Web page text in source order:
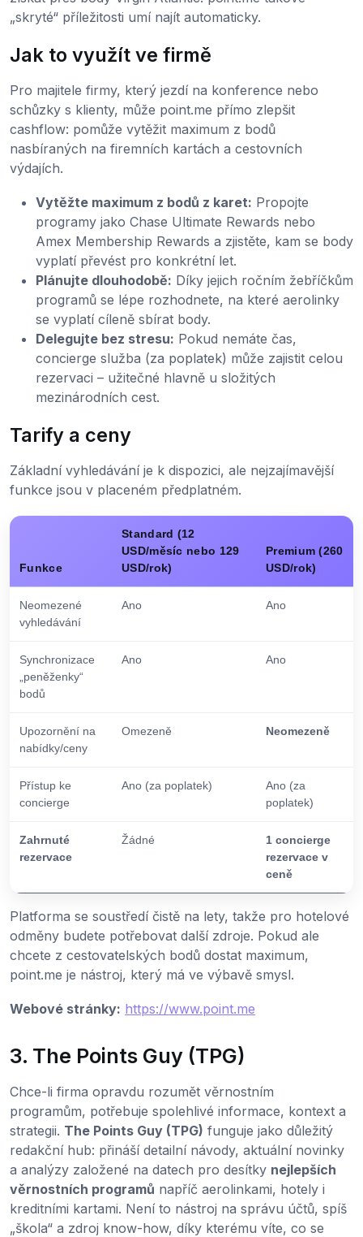
„skryté“ příležitosti umí najít automaticky.
Jak to využít ve firmě
Pro majitele firmy, který jezdí na konference nebo
schůzky s klienty, může point.me přímo zlepšit
cashflow: pomůže vytěžit maximum z bodů
nasbíraných na firemních kartách a cestovních
výdajích.
Vytěžte maximum z bodů z karet: Propojte
programy jako Chase Ultimate Rewards nebo
Amex Membership Rewards a zjistěte, kam se body
vyplatí převést pro konkrétní let.
Plánujte dlouhodobě: Díky jejich ročním žebříčkům
programů se lépe rozhodnete, na které aerolinky
se vyplatí cíleně sbírat body.
Delegujte bez stresu: Pokud nemáte čas,
concierge služba (za poplatek) může zajistit celou
rezervaci – užitečné hlavně u složitých
mezinárodních cest.
Tarify a ceny
Základní vyhledávání je k dispozici, ale nejzajímavější
funkce jsou v placeném předplatném.
Funkce
Standard (12
USD/měsíc nebo 129
USD/rok)
Premium (260
USD/rok)
Neomezené
vyhledávání
Ano Ano
Synchronizace
„peněženky“
bodů
Ano Ano
Upozornění na
nabídky/ceny
Omezeně Neomezeně
Přístup ke
concierge
Ano (za poplatek)
Ano (za
poplatek)
Zahrnuté
rezervace
Žádné
1 concierge
rezervace v
ceně
Platforma se soustředí čistě na lety, takže pro hotelové
odměny budete potřebovat další zdroje. Pokud ale
chcete z cestovatelských bodů dostat maximum,
point.me je nástroj, který má ve výbavě smysl.
Webové stránky: https://www.point.me
3. The Points Guy (TPG)
Chce-li firma opravdu rozumět věrnostním
programům, potřebuje spolehlivé informace, kontext a
strategii. The Points Guy (TPG) funguje jako důležitý
redakční hub: přináší detailní návody, aktuální novinky
a analýzy založené na datech pro desítky nejlepších
věrnostních programů napříč aerolinkami, hotely i
kreditními kartami. Není to nástroj na správu účtů, spíš
„škola“ a zdroj know-how, díky kterému víte, co se